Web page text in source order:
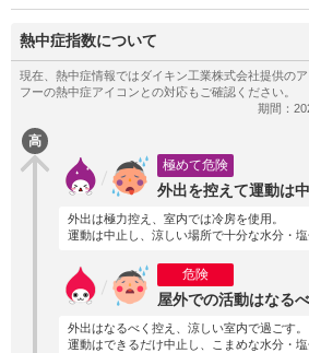
熱中症指数について
高
極めて危険
外出を控えて運動は
外出は極力控え、室内では冷房を使用。
運動は中止し、涼しい場所で十分な水分・塩
危険
屋外での活動はなる
外出はなるべく控え、涼しい室内で過ごす。
運動はできるだけ中止し、こまめな水分・塩